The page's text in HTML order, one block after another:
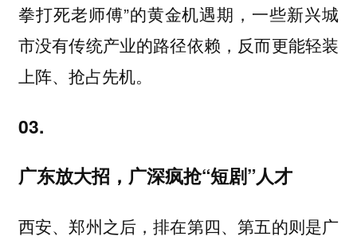
拳打死老师傅”的黄金机遇期， 一些新兴城
市没有传统产业的路径依赖，反而更能轻装
上阵、抢占先机。
03.
广东放大招，广深疯抢“短剧”人才
西安、郑州之后，排在第四、第五的则是广